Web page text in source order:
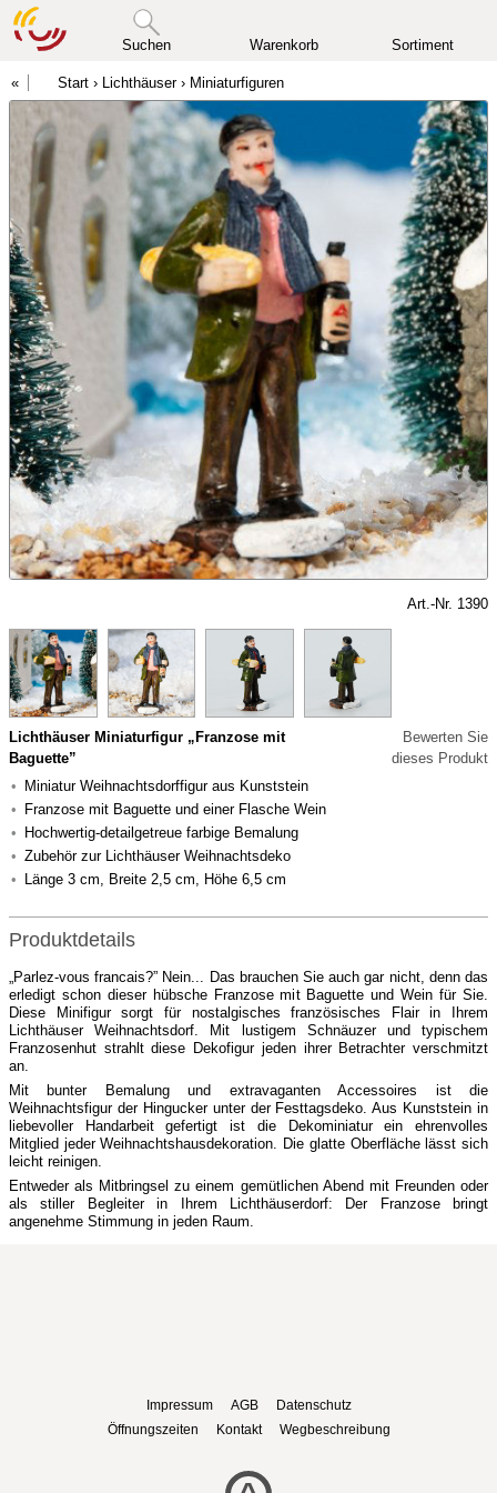
Suchen Warenkorb Sortiment
Start › Lichthäuser› Miniaturfiguren
Art.-Nr. 1390
Lichthäuser Miniaturfigur „Franzose mit
Baguette”
Miniatur Weihnachtsdorffigur aus Kunststein
Franzose mit Baguette und einer Flasche Wein
Hochwertig-detailgetreue farbige Bemalung
Zubehör zur Lichthäuser Weihnachtsdeko
Länge 3 cm, Breite 2,5 cm, Höhe 6,5 cm
Bewerten Sie
dieses Produkt
Produktdetails
„Parlez-vous francais?” Nein... Das brauchen Sie auch gar nicht, denn das
erledigt schon dieser hübsche Franzose mit Baguette und Wein für Sie.
Diese Minifigur sorgt für nostalgisches französisches Flair in Ihrem
Lichthäuser Weihnachtsdorf. Mit lustigem Schnäuzer und typischem
Franzosenhut strahlt diese Dekofigur jeden ihrer Betrachter verschmitzt
an.
Mit bunter Bemalung und extravaganten Accessoires ist die
Weihnachtsfigur der Hingucker unter der Festtagsdeko. Aus Kunststein in
liebevoller Handarbeit gefertigt ist die Dekominiatur ein ehrenvolles
Mitglied jeder Weihnachtshausdekoration. Die glatte Oberfläche lässt sich
leicht reinigen.
Entweder als Mitbringsel zu einem gemütlichen Abend mit Freunden oder
als stiller Begleiter in Ihrem Lichthäuserdorf: Der Franzose bringt
angenehme Stimmung in jeden Raum.
Impressum AGB
Datenschutz
Öffnungszeiten
Kontakt Wegbeschreibung